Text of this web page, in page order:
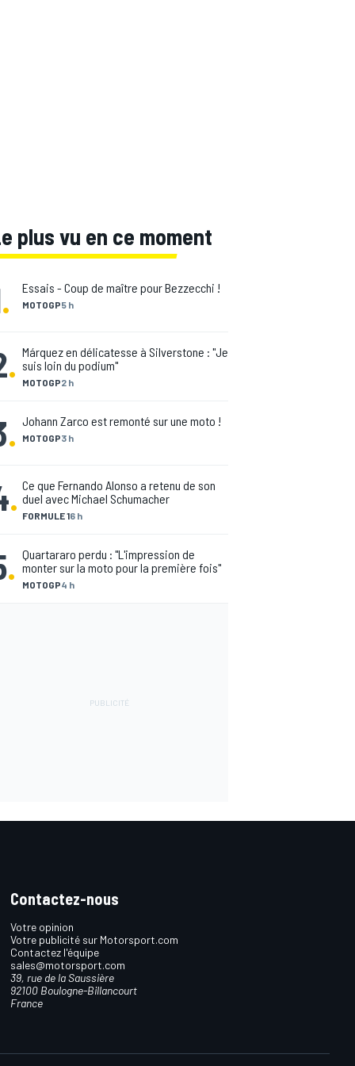
plus vu en ce moment
. MOTOGP5 h
Essais - Coup de maître pour Bezzecchi !
. MOTOGP2 h
Márquez en délicatesse à Silverstone : "Je
suis loin du podium"
. MOTOGP3 h
Johann Zarco est remonté sur une moto !
. FORMULE 16 h
Ce que Fernando Alonso a retenu de son
duel avec Michael Schumacher
. MOTOGP4 h
Quartararo perdu : "L'impression de
monter sur la moto pour la première fois"
Contactez-nous
Votre opinion
Votre publicité sur Motorsport.com
Contactez l'équipe
sales@motorsport.com
39, rue de la Saussière
92100 Boulogne-Billancourt
France